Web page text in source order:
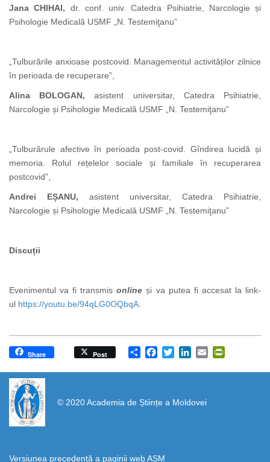
Jana CHIHAI, dr. conf. univ.
Catedra Psihiatrie, Narcologie și
Psihologie Medicală USMF „N. Testemiţanu”
„Tulburările anxioase postcovid. Managementul activităților zilnice
în perioada de recuperare”,
Alina BOLOGAN,asistent universitar, Catedra Psihiatrie,
Narcologie și Psihologie Medicală USMF „N. Testemiţanu”
„Tulburărule afective în perioada post-covid. Gîndirea lucidă și
memoria. Rolul rețelelor sociale și familiale în recuperarea
postcovid”,
Andrei EȘANU, asistent universitar, Catedra Psihiatrie,
Narcologie și Psihologie Medicală USMF „N. Testemiţanu”
Discuții
Evenimentul va fi transmisonline și va putea fi accesat la link-
ul https://youtu.be/94qLG0OQbqA
Share
Share Post Facebook
TwitterLinkedIn
Email
© 2020 Academia de Științe a Moldovei
Versiunea precedentă a paginii web AȘM
https://propletenie.ru/